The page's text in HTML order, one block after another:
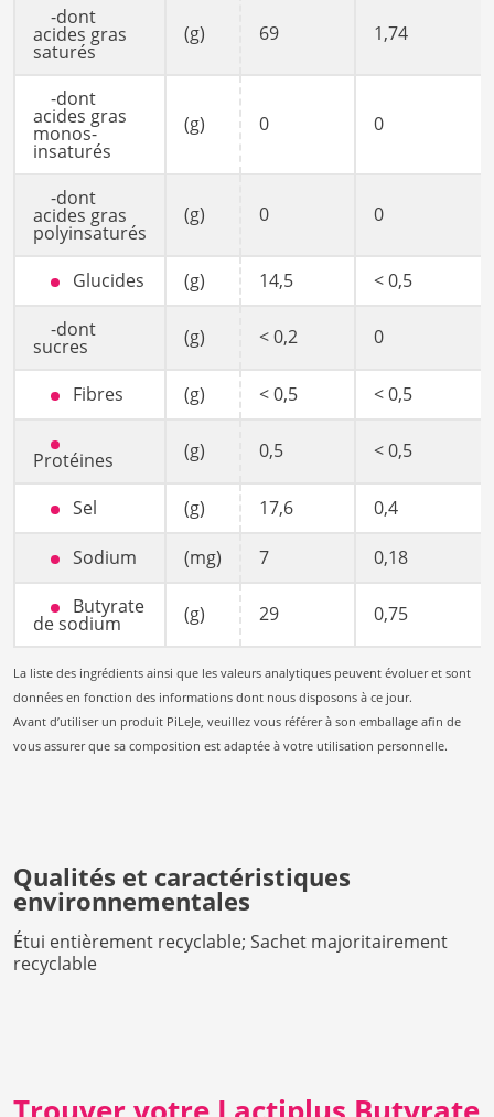
-dont
acides gras
saturés
(g) 69 1,74
-dont
acides gras
monos-
insaturés
(g) 0 0
-dont
acides gras
polyinsaturés
(g) 0 0
Glucides (g) 14,5
< 0,5
-dont
sucres (g) < 0,2 0
Fibres (g) < 0,5 < 0,5
Protéines (g) 0,5 < 0,5
Sel (g) 17,6 0,4
Sodium (mg) 7
0,18
Butyrate
de sodium (g) 29 0,75
La liste des ingrédients ainsi que les valeurs analytiques peuvent évoluer et sont
données en fonction des informations dont nous disposons à ce jour.
Avant d’utiliser un produit PiLeJe, veuillez vous référer à son emballage afin de
vous assurer que sa composition est adaptée à votre utilisation personnelle.
Qualités et caractéristiques
environnementales
Étui entièrement recyclable; Sachet majoritairement
recyclable